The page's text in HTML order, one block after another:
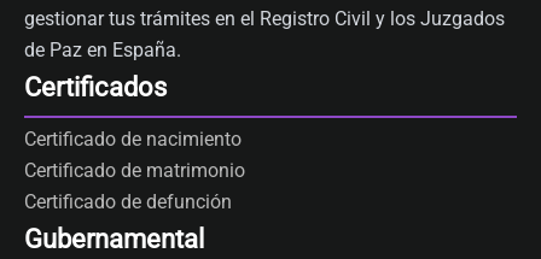
gestionar tus trámites en el Registro Civil y los Juzgados
de Paz en España.
Certificados
Certificado de nacimiento
Certificado de matrimonio
Certificado de defunción
Gubernamental